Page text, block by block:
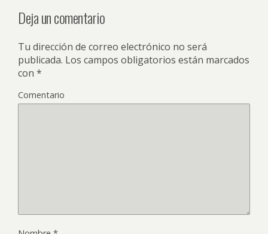
Deja un comentario
Tu dirección de correo electrónico no será
publicada. Los campos obligatorios están marcados
con *
Comentario